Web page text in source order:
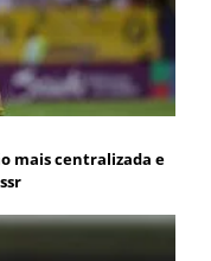
mais centralizada e